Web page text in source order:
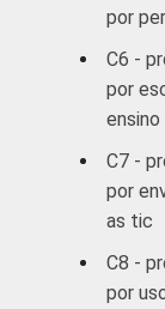
por
C6 -
por
ensino
C7 -
por
as tic
C8 -
por